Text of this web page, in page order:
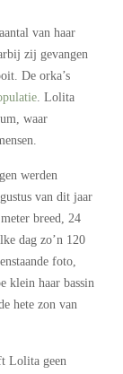
van haar
zij gevangen
De orka’s
. Lolita
waar
werden
van dit jaar
breed, 24
dag zo’n 120
foto,
klein haar bassin
hete zon van
Lolita geen